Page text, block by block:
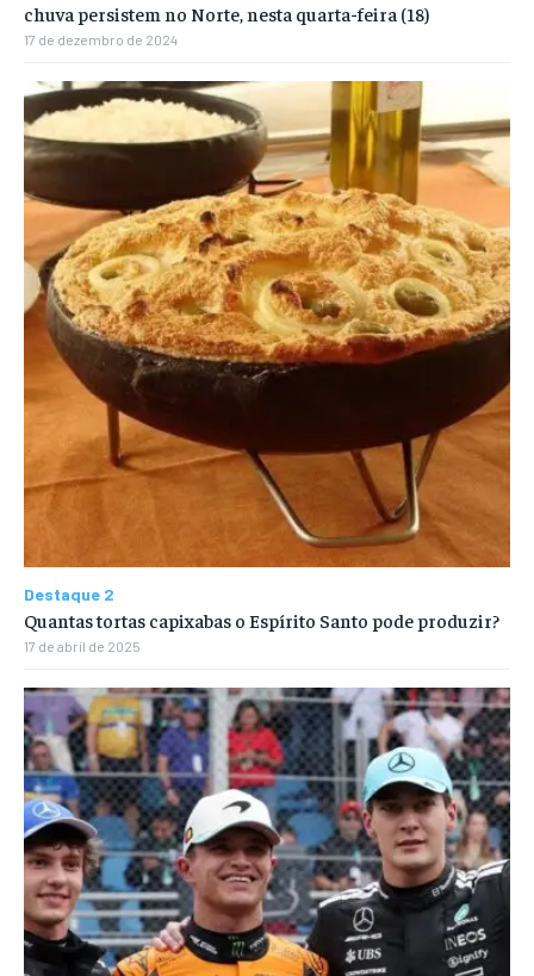
chuva persistem no Norte, nesta quarta-feira (18)
17 de dezembro de 2024
Destaque 2
Quantas tortas capixabas o Espírito Santo pode produzir?
17 de abril de 2025